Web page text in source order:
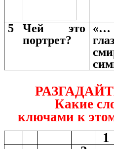
5
Чей это
портрет?
«…
Какие
ключами к
1